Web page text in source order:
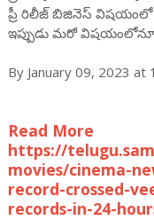
ప్రీ రిలీజ్ బిజినెస్ విష‌యంలో
ఇప్పుడు మ‌రో
By January 09, 2023 at
Read More
https://
movies/cinema-
record-crossed-
records-in-24-